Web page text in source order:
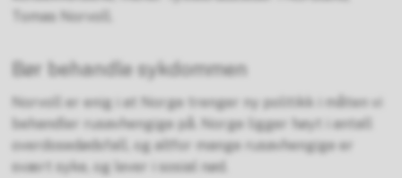
Tomas Norvoll.
Bør behandle sykdommen
Norvoll er enig i at Norge trenger ny politikk i måten vi
behandler rusavhengige på. Norge ligger høyt i antall
overdosedødsfall, og altfor mange rusavhengige er
svært syke, og lever i sosial nød.